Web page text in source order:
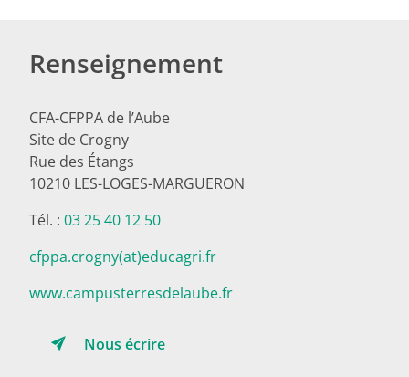
Renseignement
CFA-CFPPA de l’Aube
Site de Crogny
Rue des Étangs
10210 LES-LOGES-MARGUERON
Tél. : 03 25 40 12 50
cfppa.crogny(at)educagri.fr
www.campusterresdelaube.fr
Nous écrire